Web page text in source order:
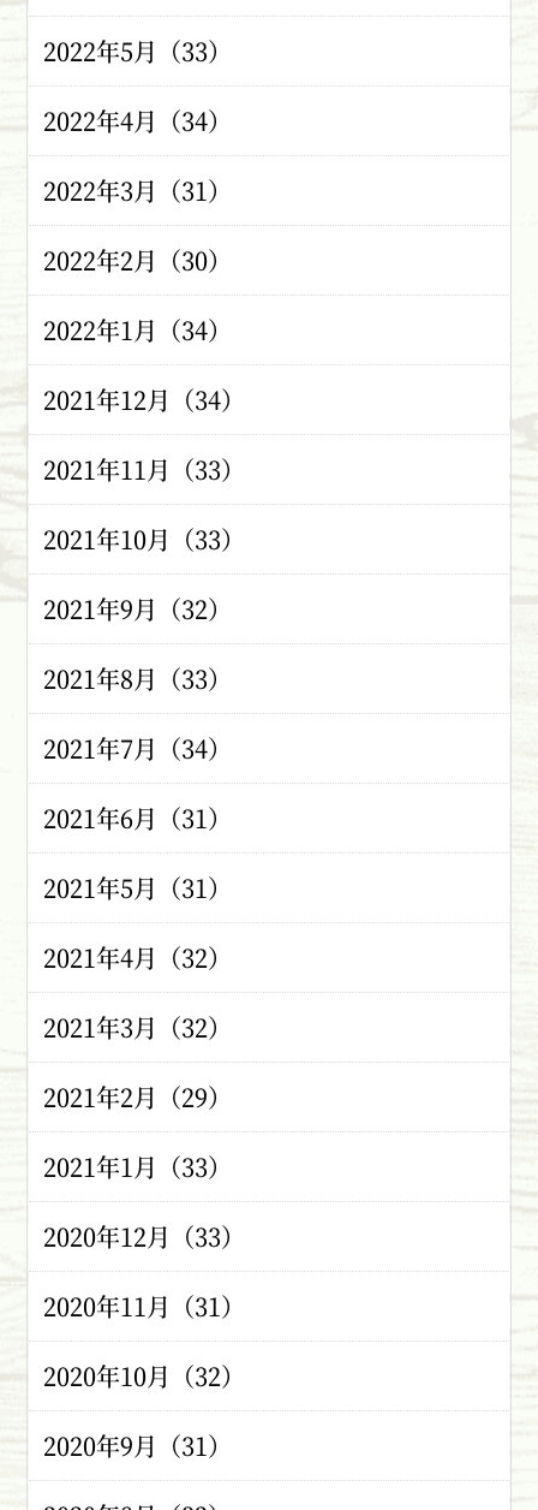
2022年5月（33）
2022年4月（34）
2022年3月（31）
2022年2月（30）
2022年1月（34）
2021年12月（34）
2021年11月（33）
2021年10月（33）
2021年9月（32）
2021年8月（33）
2021年7月（34）
2021年6月（31）
2021年5月（31）
2021年4月（32）
2021年3月（32）
2021年2月（29）
2021年1月（33）
2020年12月（33）
2020年11月（31）
2020年10月（32）
2020年9月（31）